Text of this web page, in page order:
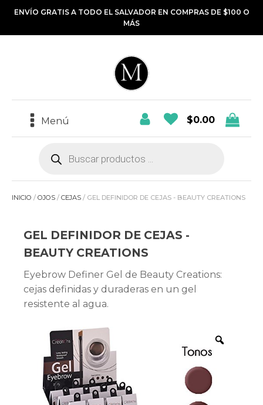
ENVÍO GRATIS A TODO EL SALVADOR EN COMPRAS DE $100 O
MÁS
Menú $0.00
Búsqueda
INICIO / OJOS / CEJAS / GEL DEFINIDOR DE CEJAS - BEAUTY CREATIONS
GEL DEFINIDOR DE CEJAS -
BEAUTY CREATIONS
Eyebrow Definer Gel de Beauty Creations:
cejas definidas y duraderas en un gel
resistente al agua.